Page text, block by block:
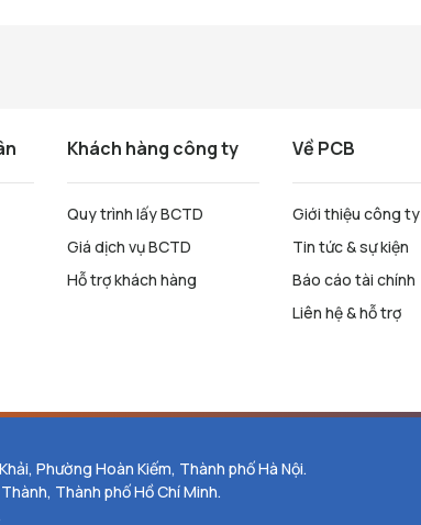
Khách hàng công ty
Quy trình lấy BCTD
Giá dịch vụ BCTD
Hỗ trợ khách hàng
Về PCB
Giới thiệu công ty
Tin tức & sự kiện
Báo cáo tài chính
Liên hệ & hỗ trợ
Phường Hoàn Kiếm, Thành phố Hà Nội.
Thành phố Hồ Chí Minh.